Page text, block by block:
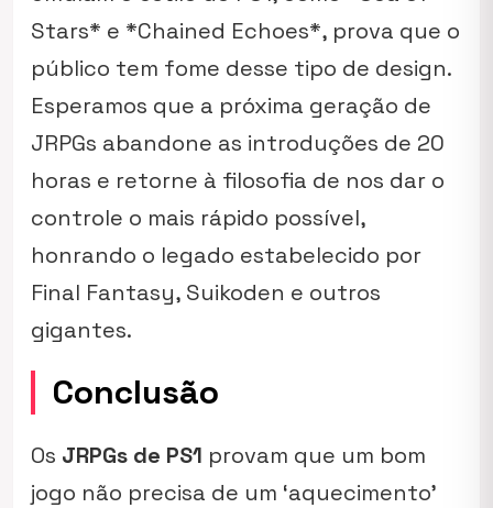
Stars* e *Chained Echoes*, prova que o
público tem fome desse tipo de design.
Esperamos que a próxima geração de
JRPGs abandone as introduções de 20
horas e retorne à filosofia de nos dar o
controle o mais rápido possível,
honrando o legado estabelecido por
Final Fantasy, Suikoden e outros
gigantes.
Conclusão
Os JRPGs de PS1 provam que um bom
jogo não precisa de um ‘aquecimento’